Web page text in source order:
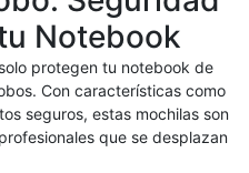
Notebook
protegen tu notebook de
Con características como
seguros, estas mochilas son
que se desplazan